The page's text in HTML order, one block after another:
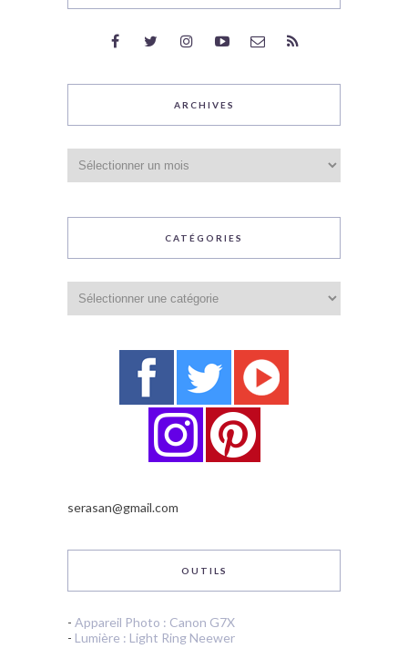
ARCHIVES
CATÉGORIES
serasan@gmail.com
OUTILS
- Appareil Photo : Canon G7X
- Lumière : Light Ring Neewer